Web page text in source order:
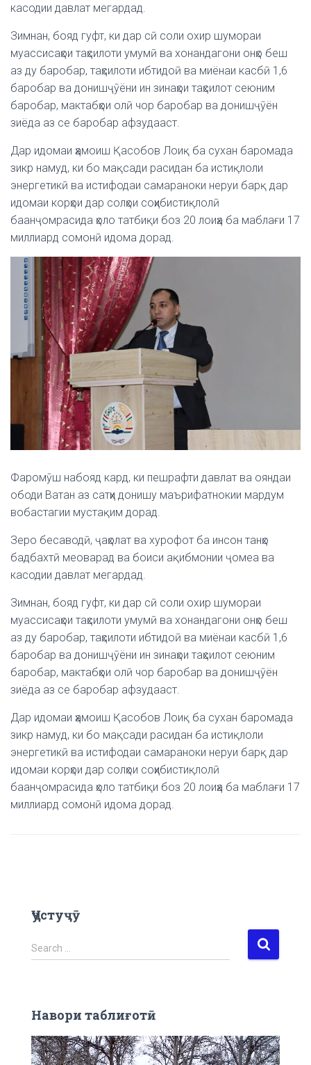
касодии давлат мегардад.
Зимнан, бояд гуфт, ки дар сӣ соли охир шумораи
муассисаҳои таҳсилоти умумӣ ва хонандагони онҳо беш
аз ду баробар, таҳсилоти ибтидоӣ ва миёнаи касбӣ 1,6
баробар ва донишҷӯёни ин зинаҳои таҳсилот сеюним
баробар, мактабҳои олӣ чор баробар ва донишҷӯён
зиёда аз се баробар афзудааст.
Дар идомаи ҳамоиш Қасобов Лоиқ ба сухан баромада
зикр намуд, ки бо мақсади расидан ба истиқлоли
энергетикӣ ва истифодаи самараноки неруи барқ дар
идомаи корҳои дар солҳои соҳибистиқлолӣ
баанҷомрасида ҳоло татбиқи боз 20 лоиҳа ба маблағи 17
миллиард сомонӣ идома дорад.
Фаромӯш набояд кард, ки пешрафти давлат ва ояндаи
ободи Ватан аз сатҳи донишу маърифатнокии мардум
вобастагии мустақим дорад.
Зеро бесаводӣ, ҷаҳолат ва хурофот ба инсон танҳо
бадбахтӣ меоварад ва боиси ақибмонии ҷомеа ва
касодии давлат мегардад.
Зимнан, бояд гуфт, ки дар сӣ соли охир шумораи
муассисаҳои таҳсилоти умумӣ ва хонандагони онҳо беш
аз ду баробар, таҳсилоти ибтидоӣ ва миёнаи касбӣ 1,6
баробар ва донишҷӯёни ин зинаҳои таҳсилот сеюним
баробар, мактабҳои олӣ чор баробар ва донишҷӯён
зиёда аз се баробар афзудааст.
Дар идомаи ҳамоиш Қасобов Лоиқ ба сухан баромада
зикр намуд, ки бо мақсади расидан ба истиқлоли
энергетикӣ ва истифодаи самараноки неруи барқ дар
идомаи корҳои дар солҳои соҳибистиқлолӣ
баанҷомрасида ҳоло татбиқи боз 20 лоиҳа ба маблағи 17
миллиард сомонӣ идома дорад.
Ҷустуҷӯ
S
e
h
f
o
Search …
Навори таблиғотӣ
V
i